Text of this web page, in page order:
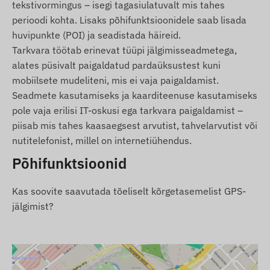
võrkudes, kasutades mikro-SIM-kaarti
Töötamise seaded ja asukoha päring tarkvara
kaudu
Võimalus määrata kohandatud asukoha
mõõtmise intervall (min. 10 s)
Push-teavituste, e-kirjade ja SMS-ide
seadistamine
Automaatne sisselülitus toite ühendamisel
Niiskus- ja pritsmekindel, vastupidav korpus
(IP65)
Sisseehitatud aku 3-tunnise ooteajaga
Sisseehitatud kõrgjõudlusega GNSS-antenn
Automaatne vahetamine puhke- ja aktiivse
režiimi vahel (kui funktsioon on aktiveeritud)
tekstivormingus – isegi tagasiulatuvalt mis tahes
perioodi kohta. Lisaks põhifunktsioonidele saab lisada
huvipunkte (POI) ja seadistada häireid.
Tarkvara töötab erinevat tüüpi jälgimisseadmetega,
alates püsivalt paigaldatud pardaüksustest kuni
mobiilsete mudeliteni, mis ei vaja paigaldamist.
Seadmete kasutamiseks ja kaarditeenuse kasutamiseks
pole vaja erilisi IT-oskusi ega tarkvara paigaldamist –
piisab mis tahes kaasaegsest arvutist, tahvelarvutist või
nutitelefonist, millel on internetiühendus.
Põhifunktsioonid
Kas soovite saavutada tõeliselt kõrgetasemelist GPS-
jälgimist?